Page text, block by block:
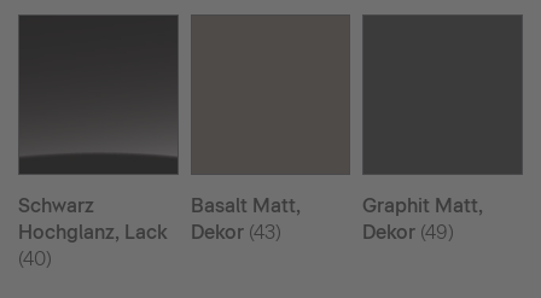
Schwarz
Hochglanz, Lack
(40)
Basalt Matt,
Dekor(43)
Graphit Matt,
Dekor (49)